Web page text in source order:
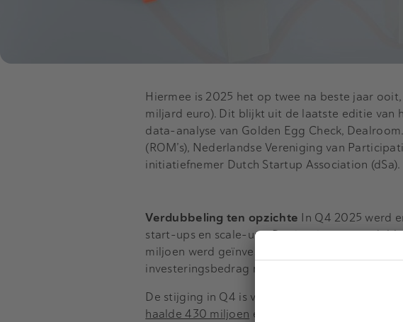
Hiermee is 2025 het op twee na beste jaar
miljard euro). Dit blijkt uit de laatste editie van
data-analyse van Golden Egg Check,
(ROM’s), Nederlandse Vereniging van
initiatiefnemer Dutch Startup Association (dSa).
Verdubbeling ten opzichte In Q4 2025 werd
start-ups en scale-ups. Dat is ruim een
miljoen werd geïnvesteerd. Ten opzichte van
investeringsbedrag met 89 procent.
De stijging in Q4 is voor het grootste deel toe
haalde 430 miljoen euro op, de enige ronde